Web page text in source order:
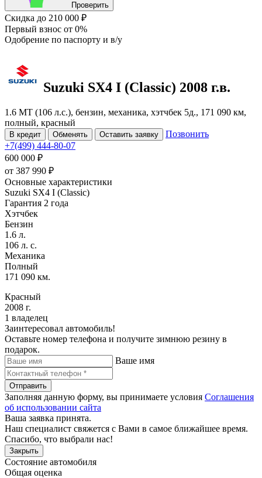
Проверить
Скидка до 210 000 ₽
Первый взнос от 0%
Одобрение по паспорту и в/у
Suzuki SX4 I (Classic) 2008 г.в.
1.6 MT (106 л.с.), бензин, механика, хэтчбек 5д., 171 090 км,
полный, красный
В кредит Обменять Оставить заявку
Позвонить
+7(499) 444-80-07
600 000 ₽
от 387 990 ₽
Основные характеристики
Suzuki SX4 I (Classic)
Гарантия 2 года
Хэтчбек
Бензин
1.6 л.
106 л. с.
Механика
Полный
171 090 км.
Красный
2008 г.
1 владелец
Заинтересовал автомобиль!
Оставьте номер телефона и получите зимнюю резину в
подарок.
Ваше имя
Отправить
Заполняя данную форму, вы принимаете условия Соглашения
об использовании сайта
Ваша заявка принята.
Наш специалист свяжется с Вами в самое ближайшее время.
Спасибо, что выбрали нас!
Закрыть
Состояние автомобиля
Общая оценка